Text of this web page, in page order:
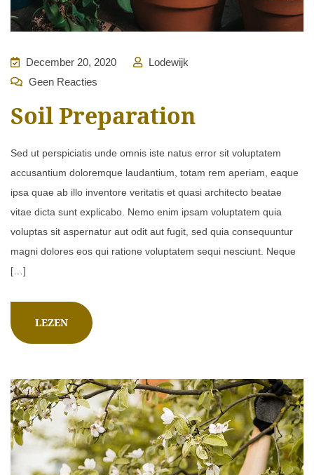
December 20, 2020
Lodewijk
Geen Reacties
Soil Preparation
Sed ut perspiciatis unde omnis iste natus error sit voluptatem
accusantium doloremque laudantium, totam rem aperiam, eaque
ipsa quae ab illo inventore veritatis et quasi architecto beatae
vitae dicta sunt explicabo. Nemo enim ipsam voluptatem quia
voluptas sit aspernatur aut odit aut fugit, sed quia consequuntur
magni dolores eos qui ratione voluptatem sequi nesciunt. Neque
[…]
LEZEN